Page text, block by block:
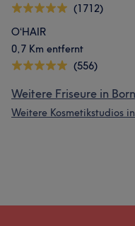
(1712)
O‘HAIR
0,7 Km entfernt
(556)
Weitere Friseure in
Weitere Kosmetikstudios